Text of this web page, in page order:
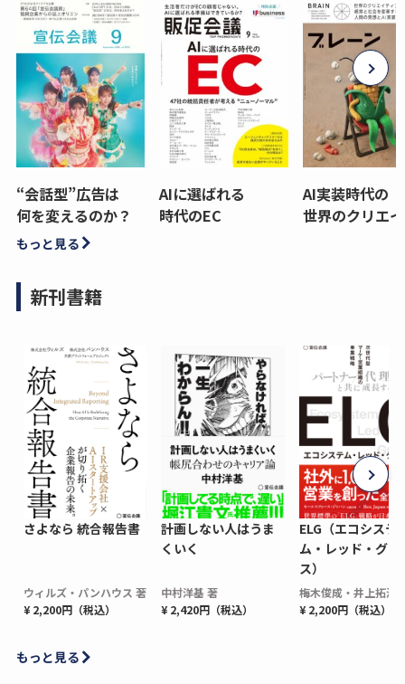
“会話型”広告は
何を変えるのか？
AIに選ばれる
時代のEC
AI実装時代の
世界のクリエ
もっと見る
新刊書籍
さよなら 統合報告書
ウィルズ・パンハウス 著
¥ 2,200円（税込）
計画しない人はうま
くいく
中村洋基 著
¥ 2,420円（税込）
ELG（エコシステ
ム・レッド・グロ
ス）
梅木俊成・井上拓海
¥ 2,200円（税込）
もっと見る